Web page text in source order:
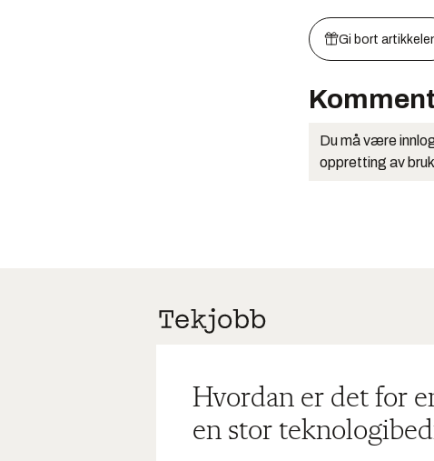
Gi bort
Du må være
oppretting av
Hvordan er det for
en stor